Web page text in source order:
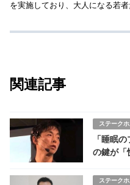
を実施しており、大人になる若
関連記事
ステーク
「睡眠
の鍵が「
ステーク